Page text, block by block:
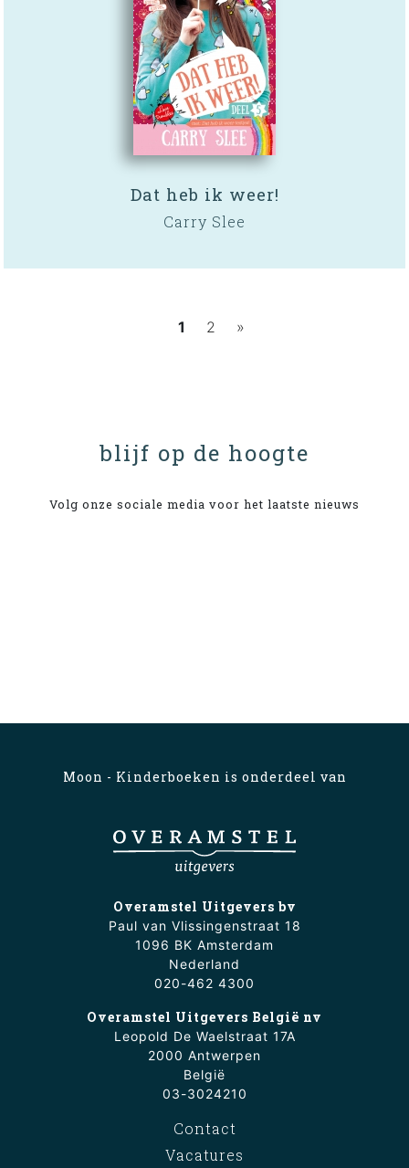
Dat heb ik weer!
Carry Slee
1 2 »
blijf op de hoogte
Volg onze sociale media voor het laatste nieuws
Moon - Kinderboeken is onderdeel van
Overamstel Uitgevers bv
Paul van Vlissingenstraat 18
1096 BK Amsterdam
Nederland
020-462 4300
Overamstel Uitgevers België nv
Leopold De Waelstraat 17A
2000 Antwerpen
België
03-3024210
Contact
Vacatures